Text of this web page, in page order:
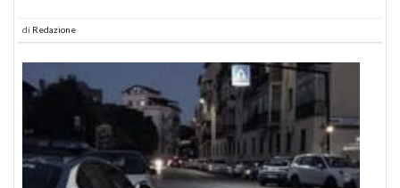
di Redazione